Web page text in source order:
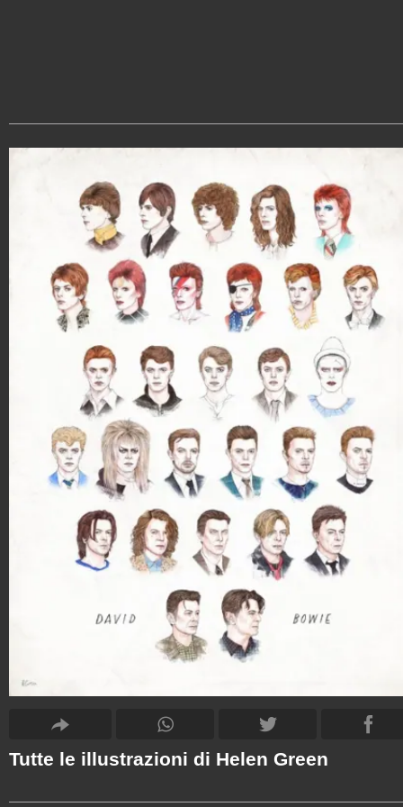
Tutte le illustrazioni di Helen Green